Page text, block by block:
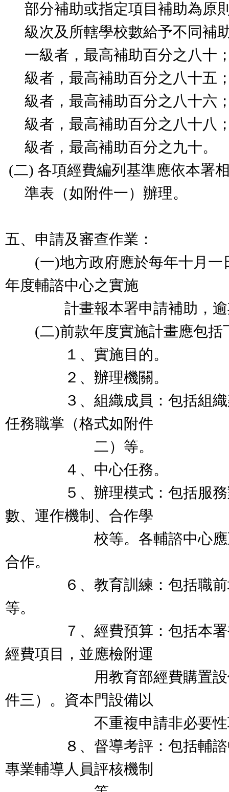
部分補助或指定項目補助為原
級次及所轄學校數給予不同補
一級者，最高補助百分之八十
級者，最高補助百分之八十五
級者，最高補助百分之八十六
級者，最高補助百分之八十八
級者，最高補助百分之九十。
(二) 各項經費編列基準應依本署
準表（如附件一）辦理。
五、申請及審查作業：
(一)地方政府應於每年十月一
年度輔諮中心之實施
計畫報本署申請補助，逾
(二)前款年度實施計畫應包括
１、實施目的。
２、辦理機關。
３、組織成員：包括組織架
任務職掌（格式如附件
二）等。
４、中心任務。
５、辦理模式：包括服務對
數、運作機制、合作學
校等。各輔諮中心應至
合作。
６、教育訓練：包括職前培
等。
７、經費預算：包括本署補
經費項目，並應檢附運
用教育部經費購置設備
件三）。資本門設備以
不重複申請非必要性項
８、督導考評：包括輔諮中
專業輔導人員評核機制